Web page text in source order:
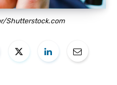
Shutterstock.com